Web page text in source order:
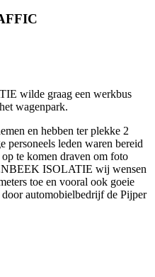
wilde graag een werkbus
wagenpark.
en hebben ter plekke 2
personeels leden waren bereid
te komen draven om foto
ISOLATIE wij wensen
toe en vooral ook goeie
automobielbedrijf de Pijper